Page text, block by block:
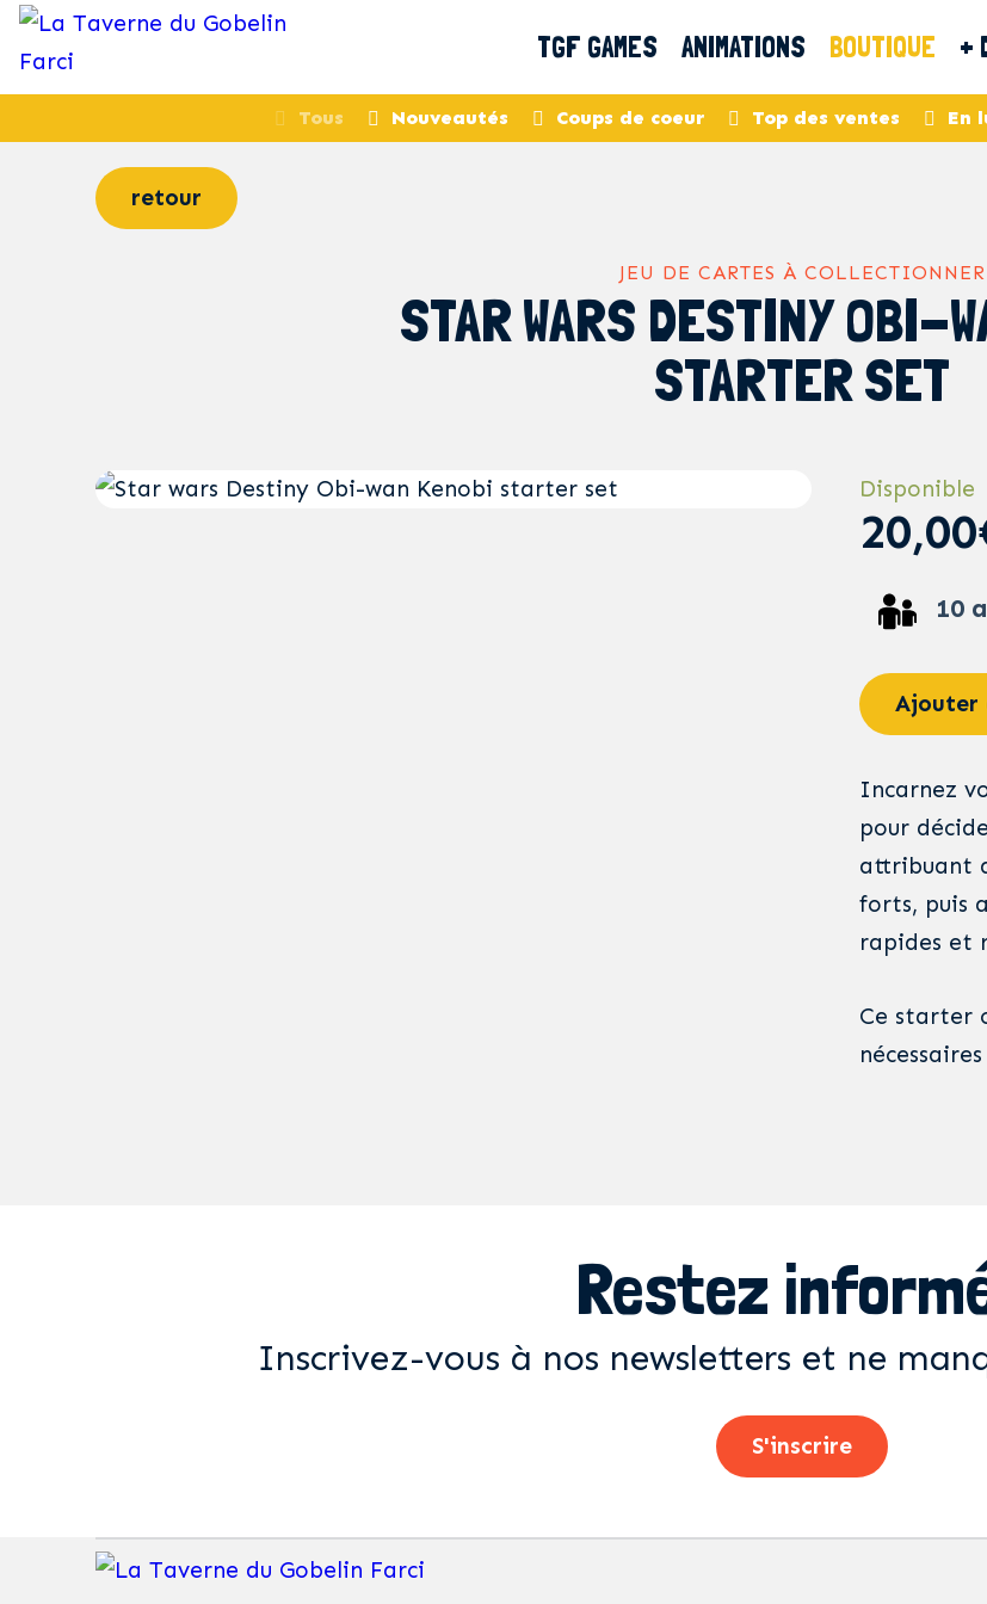
TGF GAMES ANIMATIONS BOUTIQUE +
Tous Nouveautés Coups de coeur Top des ventes En
retour
JEU DE CARTES À COLLECTIONNER
STAR WARS DESTINY OBI-
STARTER SET
Disponible
10
Ajouter
Incarnez
pour
attribuant
forts, puis
rapides et
Ce starter
Restez
Inscrivez-vous à nos newsletters et ne
S'inscrire